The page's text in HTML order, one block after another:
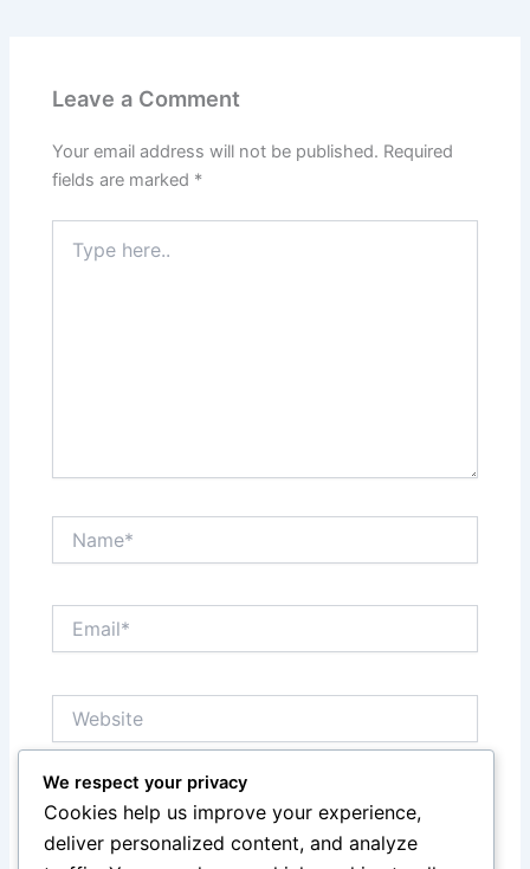
Leave a Comment
Your email address will not be published. Required
fields are marked *
here..
Save my name, email, and website in this browser
for the next time I comment.
We respect your privacy
Cookies help us improve your experience,
deliver personalized content, and analyze